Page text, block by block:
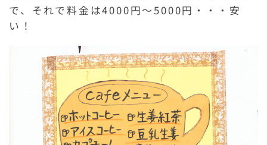
で、それで料金は4000円～5000円・・・安
い！